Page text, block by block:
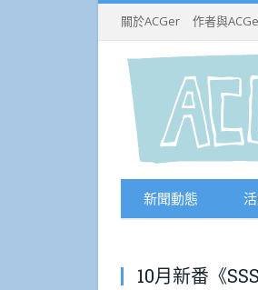
關於ACGer 作者與
新聞動態
10月新番《